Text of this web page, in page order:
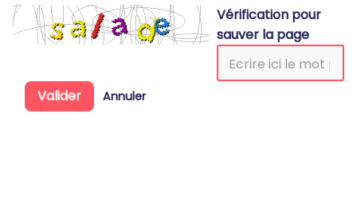
Vérification pour
sauver la page
Valider Annuler